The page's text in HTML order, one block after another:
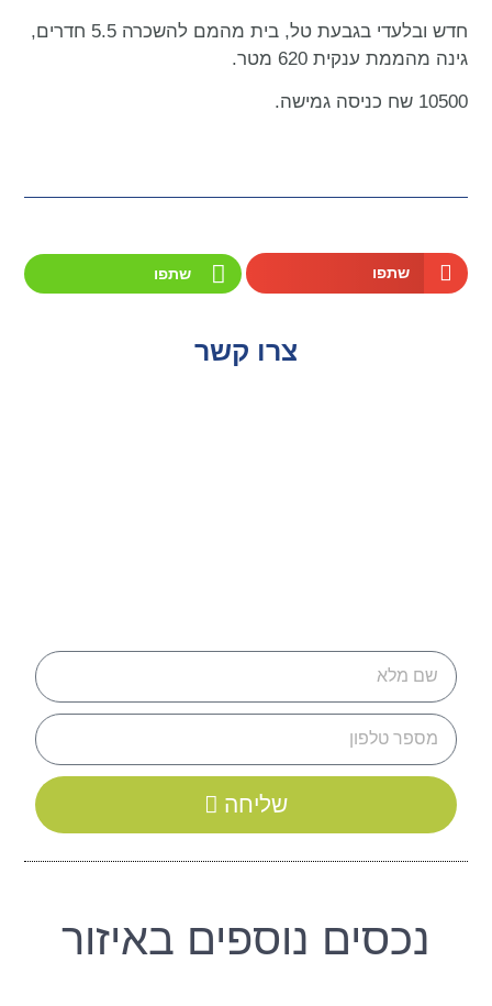
חדש ובלעדי בגבעת טל, בית מהמם להשכרה 5.5 חדרים,
גינה מהממת ענקית 620 מטר.
10500 שח כניסה גמישה.
שתפו שתפו
צרו קשר
שליחה
נכסים נוספים באיזור